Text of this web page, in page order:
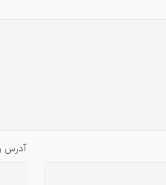
آدرس